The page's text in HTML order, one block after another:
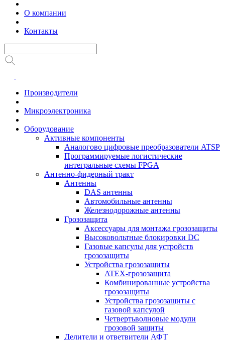
О компании
Контакты
Производители
Микроэлектроника
Оборудование
Активные компоненты
Аналогово цифровые преобразователи ATSP
Программируемые логистические
интегральные схемы FPGA
Антенно-фидерный тракт
Антенны
DAS антенны
Автомобильные антенны
Железнодорожные антенны
Грозозащита
Аксессуары для монтажа грозозащиты
Высоковольтные блокировки DC
Газовые капсулы для устройств
грозозащиты
Устройства грозозащиты
ATEX-грозозащита
Комбинированные устройства
грозозащиты
Устройства грозозащиты с
газовой капсулой
Четвертьволновые модули
грозовой защиты
Делители и ответвители АФТ